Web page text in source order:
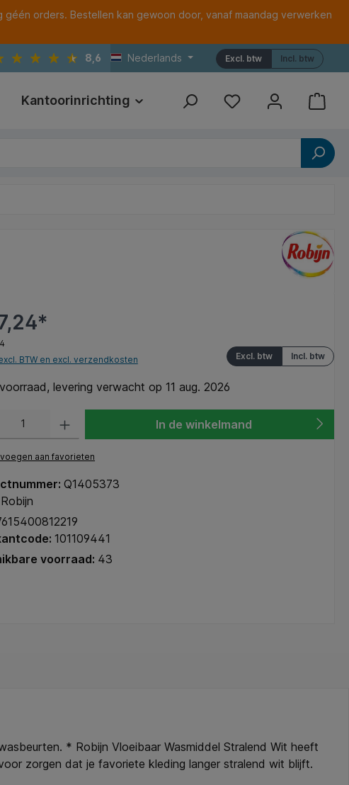
orders. Bestellen kan gewoon door, vanaf maandag verwerken
8,6 Nederlands Incl. btw
Excl. btw
Kantoorinrichting Print Referenties
4
Incl. btw
Excl. btw
BTW en excl. verzendkosten
levering verwacht op 11 aug. 2026
In de winkelmand
aan favorieten
Q1405373
Robijn
101109441
voorraad: 43
* Robijn Vloeibaar Wasmiddel Stralend Wit heeft
zorgen dat je favoriete kleding langer stralend wit blijft.